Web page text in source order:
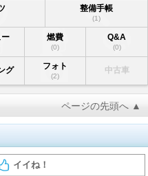
整備手帳
(1)
ー 燃費
(0)
Q&A
(0)
グ フォト
(2)
中古車
ページの先頭へ ▲
イイね！